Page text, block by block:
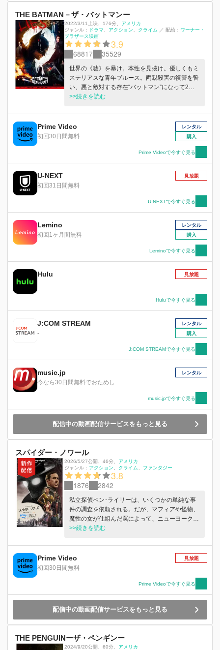
THE BATMAN－ザ・バットマンー
2022/3/11上映 176分
アメリカ
ジャンル：
ドラマ アクション クライム ／ 配給： ワーナー・
ブラザース映画
3.9
68817 35529
世界の《嘘》を暴け。本性を見抜け。優しくもミ
ステリアスな青年ブルース。両親殺害の復讐を誓
い、悪と敵対する存在“バットマン”になって2年
が過ぎた。ある日、権力者が標的になった連続殺
の知能犯リドラー。彼は犯行の際、必ず“なぞな
ぞ”を残し、警察や世界一優秀な探偵のブルース
を挑発する。最後のメッセージは「次の犠牲者は
バットマン」。彼はいったい何のために犯行を繰
り返すのか？そして暴かれる、政府の陰謀とブル
ースにまつわる過去の悪事や父親の罪…。すべて
を奪おうとするリドラーを前に、ついに彼の良心
>>続きを読む
Prime Video
初回30日間無料
レンタル
購入
Prime Videoで今すぐ見る
U-NEXT
初回31日間無料
見放題
U-NEXTで今すぐ見る
Lemino
初回1ヶ月間無料
レンタル
購入
Leminoで今すぐ見る
Hulu 見放題
Huluで今すぐ見る
J:COM STREAM
-
レンタル
購入
J:COM STREAMで今すぐ見る
music.jp
今なら30日間無料でおためし
レンタル
music.jpで今すぐ見る
配信中の動画配信サービスをもっと見る
スパイダー・ノワール
2026/5/27公開 46分
アメリカ
ジャンル： アクション クライム ファンタジー
3.8
1876 2842
私立探偵ベン･ライリーは、いくつかの単純な事
件の調査を依頼される。だが、マフィアや怪物、
魔性の女が仕組んだ罠によって、ニューヨークで
唯一のスーパーヒーローであるスパイダーとして
Videoにて5月27日（水）より独占配信中
>>続きを読む
Prime Video
初回30日間無料
見放題
Prime Videoで今すぐ見る
配信中の動画配信サービスをもっと見る
THE PENGUINーザ・ペンギンー
2024/9/20公開 60分
アメリカ